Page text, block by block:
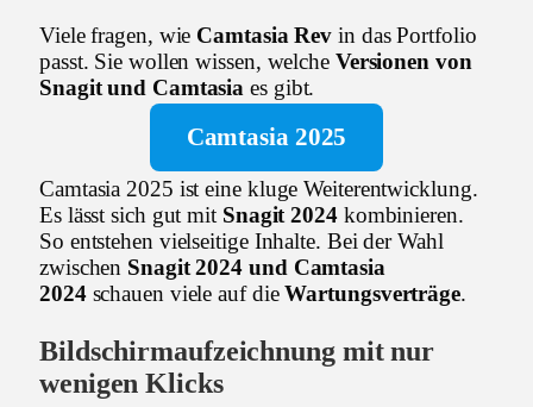
Viele fragen, wie Camtasia Rev in das Portfolio
passt. Sie wollen wissen, welche Versionen von
Snagit und Camtasia es gibt.
Camtasia 2025
Camtasia 2025 ist eine kluge Weiterentwicklung.
Es lässt sich gut mit Snagit 2024kombinieren.
So entstehen vielseitige Inhalte. Bei der Wahl
zwischen Snagit 2024 und Camtasia
2024schauen viele auf dieWartungsverträge.
Bildschirmaufzeichnung mit nur
wenigen Klicks